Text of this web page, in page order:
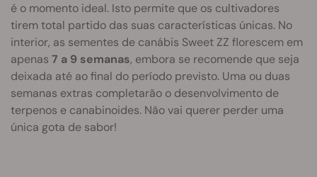
é o momento ideal. Isto permite que os cultivadores
tirem total partido das suas características únicas. No
interior, as sementes de canábis Sweet ZZ florescem em
apenas 7 a 9 semanas, embora se recomende que seja
deixada até ao final do período previsto. Uma ou duas
semanas extras completarão o desenvolvimento de
terpenos e canabinoides. Não vai querer perder uma
única gota de sabor!